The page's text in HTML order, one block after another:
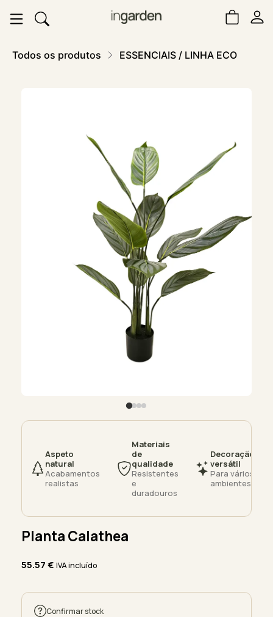
Todos os produtos ESSENCIAIS / LINHA ECO
Aspeto
natural
Acabamentos
realistas
Materiais
de
qualidade
Resistentes
e
duradouros
Decoração
versátil
Para vários
ambientes
Planta Calathea
55.57€ IVA incluído
Confirmar stock